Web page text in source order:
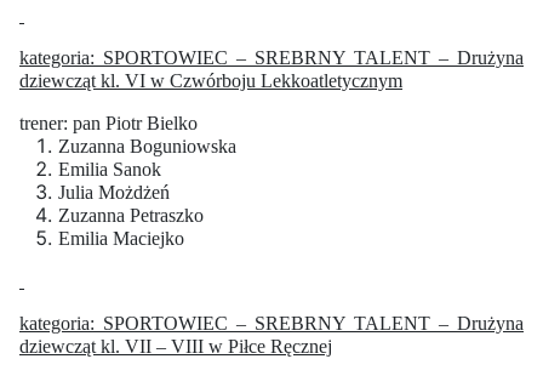
kategoria: SPORTOWIEC – SREBRNY TALENT – Drużyna
dziewcząt kl. VI w Czwórboju Lekkoatletycznym
trener: pan Piotr Bielko
Zuzanna Boguniowska
Emilia Sanok
Julia Możdżeń
Zuzanna Petraszko
Emilia Maciejko
kategoria: SPORTOWIEC – SREBRNY TALENT – Drużyna
dziewcząt kl. VII – VIII w Piłce Ręcznej